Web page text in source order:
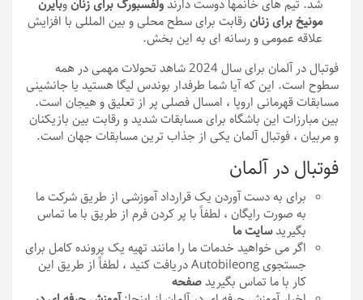
شد. تیم های خانمها دوست دارندولفسبورگ برای زنانوبایرن
مونیخ برای زنان رقابت برای سطح محلی و بین المللی با افزایش
علاقه عمومی و رسانه ای به این بخش.
فوتبال در آلمان برای سال 2024 شاهد تحولات مهمی در همه
سطوح است. این که آیا شما طرفدار بوندس لیگا هستید یا جانشینی
مسابقات قهرمانی اروپا ، امسال فصلی پر از تعلیق و هیجان است.
بین مبارزات این باشگاه برای مسابقات شدید و رقابت بین بازیکنان
و مربیان ، فوتبال آلمان یکی از جذاب ترین مسابقات جهان است.
فوتبال در آلمان
برای به دست آوردن یک قرارداد آموزشی از طریق شرکت ما
به صورت رایگان ، لطفاً با پر کردن فرم از طریق با ما تماس
بگیریدسایت ما
اگر می خواهید خدمات ما را مانند تهیه یک پرونده کامل برای
جستجوی Autobileong دریافت کنید ، لطفاً از طریق این
کار با ما تماس بگیریدصفحه